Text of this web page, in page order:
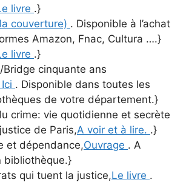
livre .}
couverture) . Disponible à l’achat
Amazon, Fnac, Cultura ….}
livre .}
Bridge cinquante ans
. Disponible dans toutes les
de votre département.}
crime: vie quotidienne et secrète
de Paris,A voir et à lire. .}
et dépendance,Ouvrage . A
bibliothèque.}
qui tuent la justice,Le livre .